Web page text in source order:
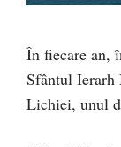
În fiecare an,
Sfântul
Lichiei, unul